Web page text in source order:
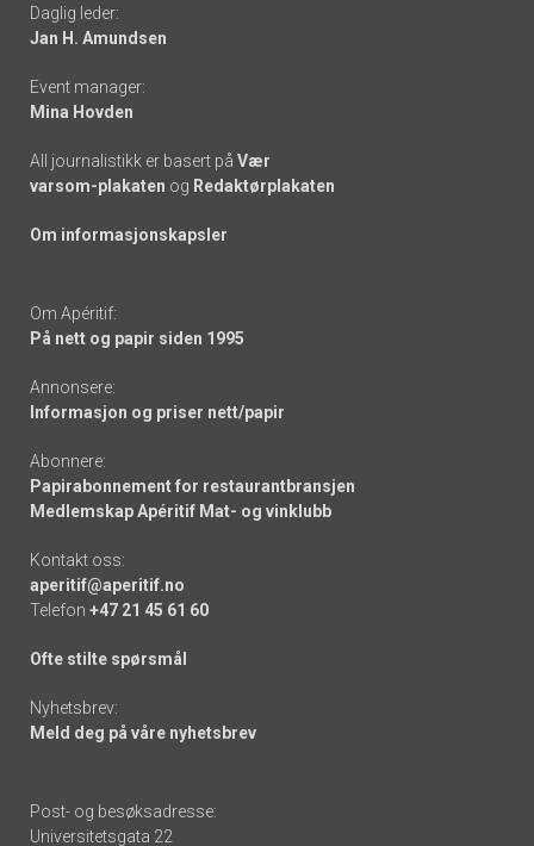
links
Daglig leder:
Jan H. Amundsen
Event manager:
Mina Hovden
All journalistikk er basert på Vær
varsom-plakaten og Redaktørplakaten
Om informasjonskapsler
Om Apéritif:
På nett og papir siden 1995
Annonsere:
Informasjon og priser nett/papir
Abonnere:
Papirabonnement for restaurantbransjen
Medlemskap Apéritif Mat- og vinklubb
Kontakt oss:
aperitif@aperitif.no
Telefon +47 21 45 61 60
Ofte stilte spørsmål
Nyhetsbrev:
Meld deg på våre nyhetsbrev
Post- og besøksadresse:
Universitetsgata 22